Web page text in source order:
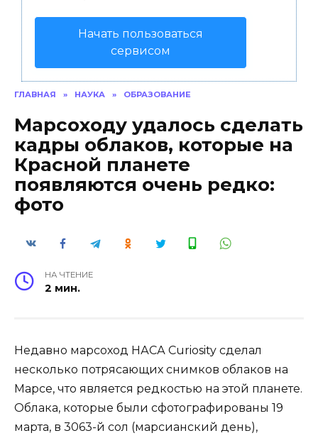
Начать пользоваться
сервисом
ГЛАВНАЯ » НАУКА » ОБРАЗОВАНИЕ
Марсоходу удалось сделать
кадры облаков, которые на
Красной планете
появляются очень редко:
фото
НА ЧТЕНИЕ
2 мин.
Недавно марсоход НАСА Curiosity сделал
несколько потрясающих снимков облаков на
Марсе, что является редкостью на этой планете.
Облака, которые были сфотографированы 19
марта, в 3063-й сол (марсианский день),